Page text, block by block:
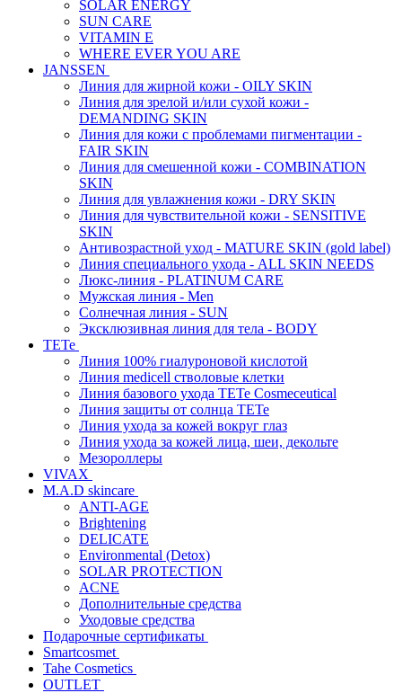
SOLAR ENERGY
SUN CARE
VITAMIN E
WHERE EVER YOU ARE
JANSSEN
Линия для жирной кожи - OILY SKIN
Линия для зрелой и/или сухой кожи -
DEMANDING SKIN
Линия для кожи с проблемами пигментации -
FAIR SKIN
Линия для смешенной кожи - COMBINATION
SKIN
Линия для увлажнения кожи - DRY SKIN
Линия для чувствительной кожи - SENSITIVE
SKIN
Антивозрастной уход - MATURE SKIN (gold label)
Линия специального ухода - ALL SKIN NEEDS
Люкс-линия - PLATINUM CARE
Мужская линия - Men
Солнечная линия - SUN
Эксклюзивная линия для тела - BODY
TETe
Линия 100% гиалуроновой кислотой
Линия medicell стволовые клетки
Линия базового ухода TETe Cosmeceutical
Линия защиты от солнца TETe
Линия ухода за кожей вокруг глаз
Линия ухода за кожей лица, шеи, декольте
Мезороллеры
VIVAX
M.A.D skincare
ANTI-AGE
Brightening
DELICATE
Environmental (Detox)
SOLAR PROTECTION
АCNE
Дополнительные средства
Уходовые средства
Подарочные сертификаты
Smartcosmet
Tahe Cosmetics
OUTLET